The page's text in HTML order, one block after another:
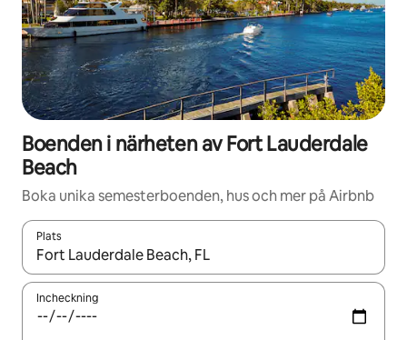
Boenden i närheten av Fort Lauderdale
Beach
Boka unika semesterboenden, hus och mer på Airbnb
Plats
När resultaten är tillgängliga kan du navigera med upp- och
Incheckning